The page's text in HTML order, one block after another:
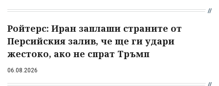
Ройтерс: Иран заплаши страните от
Персийския залив, че ще ги удари
жестоко, ако не спрат Тръмп
06.08.2026